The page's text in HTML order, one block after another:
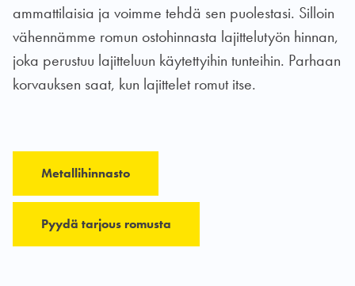
ammattilaisia ja voimme tehdä sen puolestasi. Silloin
vähennämme romun ostohinnasta lajittelutyön hinnan,
joka perustuu lajitteluun käytettyihin tunteihin. Parhaan
korvauksen saat, kun lajittelet romut itse.
Metallihinnasto
Pyydä tarjous romusta